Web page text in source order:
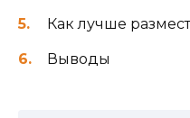
Как лучше
Выводы